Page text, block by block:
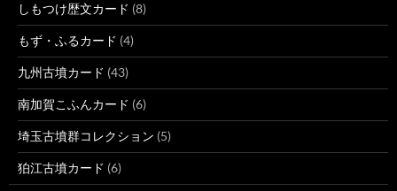
しもつけ歴文カード (8)
もず・ふるカード (4)
九州古墳カード (43)
南加賀こふんカード (6)
埼玉古墳群コレクション (5)
狛江古墳カード (6)